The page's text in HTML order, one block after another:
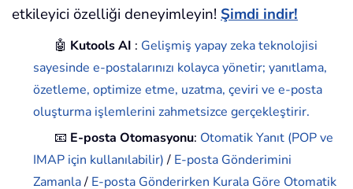
etkileyici özelliği deneyimleyin! Şimdi indir!
🤖 Kutools AI : Gelişmiş yapay zeka teknolojisi
sayesinde e-postalarınızı kolayca yönetir; yanıtlama,
özetleme, optimize etme, uzatma, çeviri ve e-posta
oluşturma işlemlerini zahmetsizce gerçekleştirir.
📧 E-posta Otomasyonu: Otomatik Yanıt (POP ve
IMAP için kullanılabilir)/ E-posta Gönderimini
Zamanla/ E-posta Gönderirken Kurala Göre Otomatik